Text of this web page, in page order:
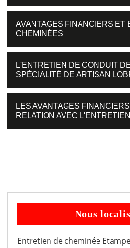
AVANTAGES FINANCIERS ET
CHEMINÉES
L'ENTRETIEN DE CONDUIT
SPÉCIALITÉ DE ARTISAN
LES AVANTAGES
RELATION AVEC
Nous
Entretien de cheminée